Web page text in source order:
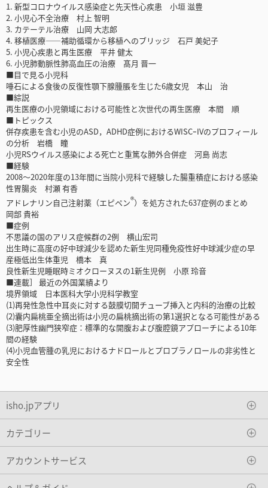
1. 新型コロナウイルス感染症と先天性心疾患 小垣 滋豊
2. 小児心不全治療 村上 智明
3. カテーテル治療 山岡 大志郎
4. 移植医療――補助循環から移植へのブリッジ 石戸 美妃子
5. 小児心疾患と再生医療 平井 健太
6. 小児肺動脈性肺高血圧の治療 髙月 晋一
■目で見る小児科
唾石による食後の反復性顎下腺腫脹を生じた6歳女児 本山 治
■綜説
再生医療の小児領域における可能性と次世代の再生医療 本間 順
■トピックス
併存疾患を含む小児のASD，ADHD症例におけるWISCｰIVのプロフィール
の分析 岩橋 瞳
小児RSウイルス感染による死亡と重篤な肺外合併症 河島 尚志
■経験
2008～2020年度の13年間に当院小児科で経験した腸重積症における感染
性胃腸炎 村瀬 有香
アドレナリン自己注射薬（エピペン®）を処方された637症例のまとめ
岡部 貴裕
■症例
不思議の国のアリス症候群の2例 横山宏司
出生時に高度の好中球減少を認めた新生児同種免疫性好中球減少症の早
産極低出生体重児 橋本 真
良性新生児睡眠時ミオクローヌスの1新生児例 小原 玲音
■連載］ 最近の外国業績より
境界領域 日本医科大学小児科学教室
(1)再発性急性中耳炎に対する鼓膜切開チューブ挿入と内科的治療の比較
(2)囊内扁桃亜全摘出術は小児の扁桃摘出術の第1選択となる可能性がある
(3)肥厚性幽門狭窄症：標準的な開腹および腹腔鏡アプローチによる10年
間の経験
(4)小児血管腫の乳児におけるナドロールとプロプラノロールの非劣性と
安全性
isho.jpアプリ
カテゴリー
アカウントサービス